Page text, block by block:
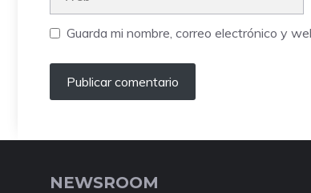
Guarda mi nombre, correo electrónico y
NEWSROOM